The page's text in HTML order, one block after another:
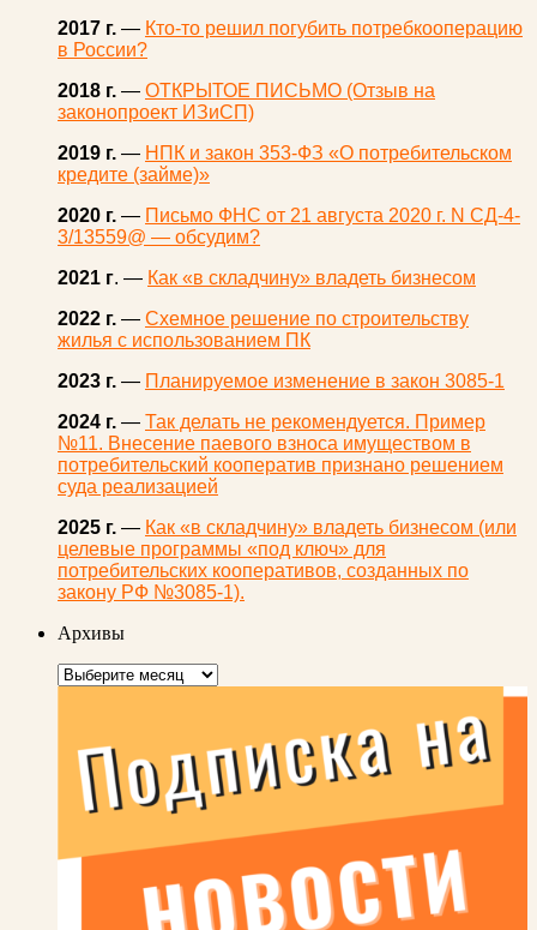
2017 г. — Кто-то решил погубить потребкооперацию
в России?
2018 г. — ОТКРЫТОЕ ПИСЬМО (Отзыв на
законопроект ИЗиСП)
2019 г. — НПК и закон 353-ФЗ «О потребительском
кредите (займе)»
2020 г. — Письмо ФНС от 21 августа 2020 г. N СД-4-
3/13559@ — обсудим?
2021 г. — Как «в складчину» владеть бизнесом
2022 г. — Схемное решение по строительству
жилья с использованием ПК
2023 г. — Планируемое изменение в закон 3085-1
2024 г. — Так делать не рекомендуется. Пример
№11. Внесение паевого взноса имуществом в
потребительский кооператив признано решением
суда реализацией
2025 г. — Как «в складчину» владеть бизнесом (или
целевые программы «под ключ» для
потребительских кооперативов, созданных по
закону РФ №3085-1).
Архивы
Архивы